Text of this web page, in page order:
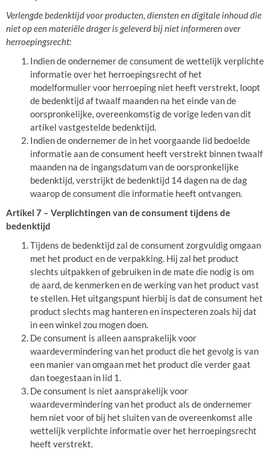
Verlengde bedenktijd voor producten, diensten en digitale inhoud die
niet op een materiële drager is geleverd bij niet informeren over
herroepingsrecht:
Indien de ondernemer de consument de wettelijk verplichte
informatie over het herroepingsrecht of het
modelformulier voor herroeping niet heeft verstrekt, loopt
de bedenktijd af twaalf maanden na het einde van de
oorspronkelijke, overeenkomstig de vorige leden van dit
artikel vastgestelde bedenktijd.
Indien de ondernemer de in het voorgaande lid bedoelde
informatie aan de consument heeft verstrekt binnen twaalf
maanden na de ingangsdatum van de oorspronkelijke
bedenktijd, verstrijkt de bedenktijd 14 dagen na de dag
waarop de consument die informatie heeft ontvangen.
Artikel 7 – Verplichtingen van de consument tijdens de
bedenktijd
Tijdens de bedenktijd zal de consument zorgvuldig omgaan
met het product en de verpakking. Hij zal het product
slechts uitpakken of gebruiken in de mate die nodig is om
de aard, de kenmerken en de werking van het product vast
te stellen. Het uitgangspunt hierbij is dat de consument het
product slechts mag hanteren en inspecteren zoals hij dat
in een winkel zou mogen doen.
De consument is alleen aansprakelijk voor
waardevermindering van het product die het gevolg is van
een manier van omgaan met het product die verder gaat
dan toegestaan in lid 1.
De consument is niet aansprakelijk voor
waardevermindering van het product als de ondernemer
hem niet voor of bij het sluiten van de overeenkomst alle
wettelijk verplichte informatie over het herroepingsrecht
heeft verstrekt.